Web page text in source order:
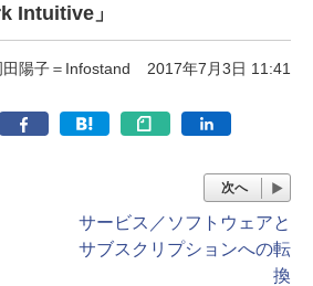
Intuitive」
田陽子＝Infostand 2017年7月3日 11:41
次へ
サービス／ソフトウェアと
サブスクリプションへの転
換